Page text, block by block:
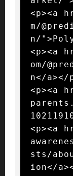
<p><a
m/
n/
<p><a
om/
n</a></
<p><a
<p><a
sts/
ion</